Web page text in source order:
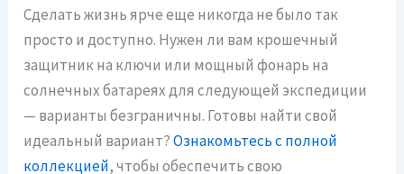
Сделать жизнь ярче еще никогда не было так
просто и доступно. Нужен ли вам крошечный
защитник на ключи или мощный фонарь на
солнечных батареях для следующей экспедиции
— варианты безграничны. Готовы найти свой
идеальный вариант?Ознакомьтесь с полной
коллекцией, чтобы обеспечить свою